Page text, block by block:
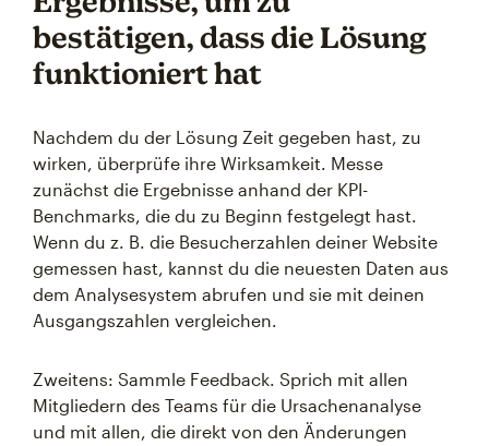
bestätigen, dass die Lösung
funktioniert hat
Nachdem du der Lösung Zeit gegeben hast, zu
wirken, überprüfe ihre Wirksamkeit. Messe
zunächst die Ergebnisse anhand der KPI-
Benchmarks, die du zu Beginn festgelegt hast.
Wenn du z. B. die Besucherzahlen deiner Website
gemessen hast, kannst du die neuesten Daten aus
dem Analysesystem abrufen und sie mit deinen
Ausgangszahlen vergleichen.
Zweitens: Sammle Feedback. Sprich mit allen
Mitgliedern des Teams für die Ursachenanalyse
und mit allen, die direkt von den Änderungen